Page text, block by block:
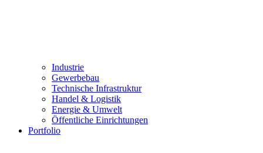
Industrie
Gewerbebau
Technische Infrastruktur
Handel & Logistik
Energie & Umwelt
Öffentliche Einrichtungen
Portfolio